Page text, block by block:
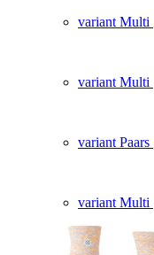
variant Multi
variant Multi
variant Paars
variant Multi